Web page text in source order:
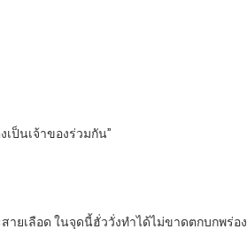
ป็นเจ้าของร่วมกัน”
ยเลือด ในจุดนี้ฮั่ววั่งทำได้ไม่ขาดตกบกพร่อง